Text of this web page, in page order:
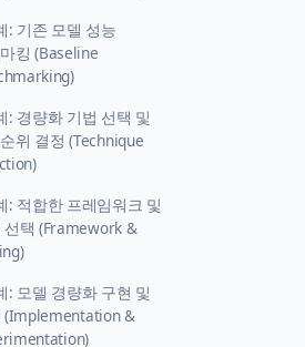
: 기존 모델 성능
킹 (Baseline
: 경량화 기법 선택 및
위 결정 (Technique
: 적합한 프레임워크 및
선택 (Framework &
: 모델 경량화 구현 및
(Implementation &